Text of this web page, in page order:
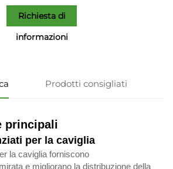
Richiesta di
informazioni
Prodotti consigliati
principali
per la caviglia
la caviglia forniscono
e migliorano la distribuzione della